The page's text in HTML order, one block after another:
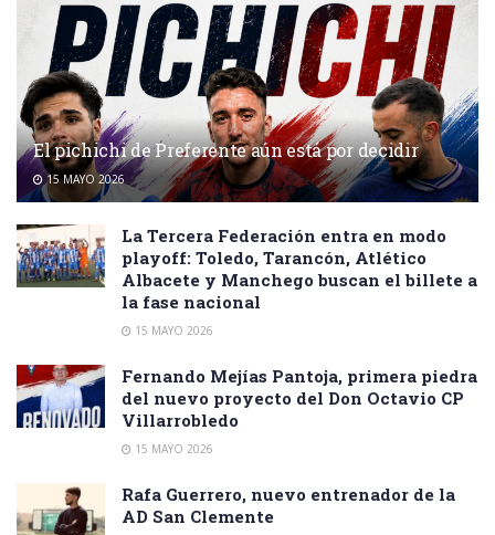
El pichichi de Preferente aún está por decidir
15 MAYO 2026
La Tercera Federación entra en modo
playoff: Toledo, Tarancón, Atlético
Albacete y Manchego buscan el billete a
la fase nacional
15 MAYO 2026
Fernando Mejías Pantoja, primera piedra
del nuevo proyecto del Don Octavio CP
Villarrobledo
15 MAYO 2026
Rafa Guerrero, nuevo entrenador de la
AD San Clemente